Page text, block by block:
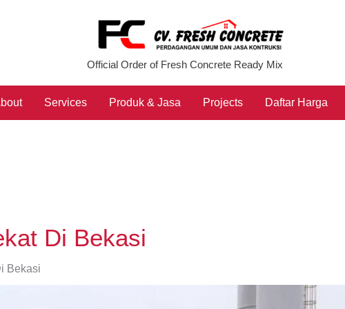
Official Order of Fresh Concrete Ready Mix
Services Produk & Jasa Projects Daftar Harga
Di Bekasi
Bekasi